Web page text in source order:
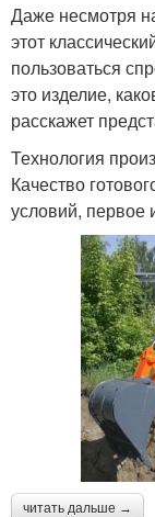
Даже несмотря
этот
пользоваться
это изделие,
расскажет
Технология
Качество
условий, первое
читать дальше →